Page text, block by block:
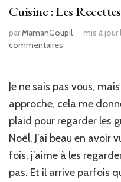
Cuisine : Les
parMamanGoupil mis à jour
commentaires
films
de
Je ne sais pas vous,
approche, cela me
plaid pour regarder les
Noël. J’ai beau en avoir
fois, j’aime à les
pas. Et il arrive parfois